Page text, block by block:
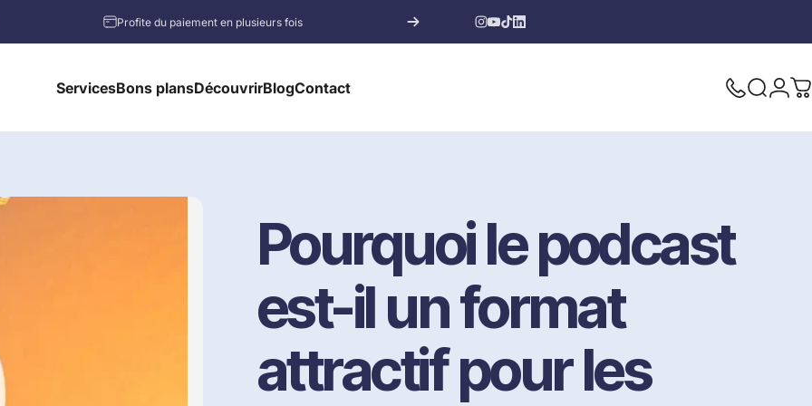
Tu as 18 ans ? Enregistre-toi gratuitement au studio !
ServicesBons plansDécouvrirBlogContact Nous
Pourquoilepodcast
est-ilunformat
attractifpourles